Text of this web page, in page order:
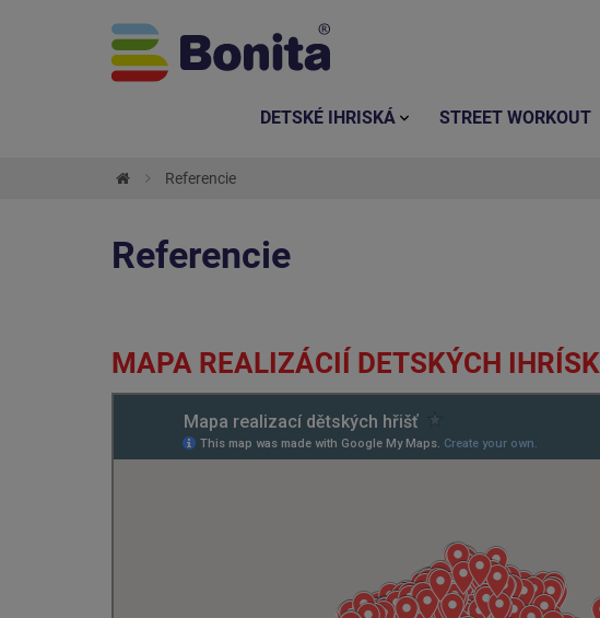
Referencie
Referencie
MAPA REALIZÁCIÍ DETSKÝCH IHRÍSK
DETSKÉ IHRISKÁ STREET WORKOUT